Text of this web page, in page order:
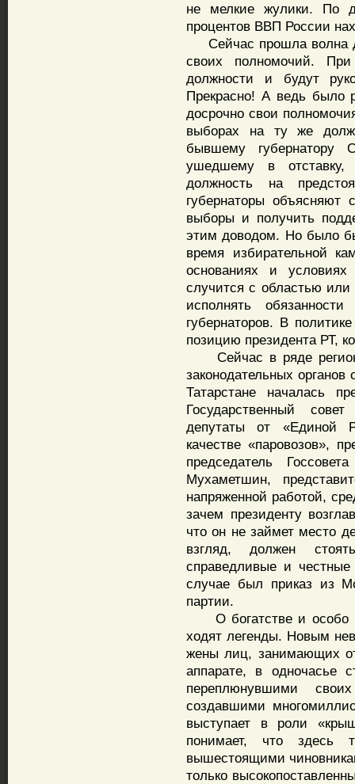
не мелкие жулики. По
процентов ВВП России
Сейчас прошла волна
своих полномочий.
должности и будут
Прекрасно! А ведь было
досрочно свои
выборах на ту же
бывшему губернатору
ушедшему в отставку,
должность на
губернаторы объясняют
выборы и получить
этим доводом. Но было
время избирательной
основаниях и
случится с областью
исполнять
губернаторов. В
позицию президента РТ,
Сейчас в ряде
законодательных
Татарстане началась
Государственный
депутаты от «Единой
качестве «паровозов»,
председатель
Мухаметшин,
напряженной работой,
зачем президенту
что он не займет место
взгляд, должен
справедливые и
случае был приказ из
партии.
О богатстве и особо
ходят легенды. Новым
жены лиц, занимающих
аппарате, в одночасье
переплюнувшими
создавшими
выступает в роли
понимает, что здесь
вышестоящими
только